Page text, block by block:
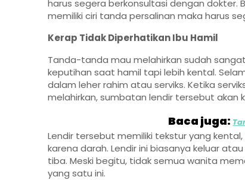
harus segera berkonsultasi dengan dokter.
memiliki ciri tanda persalinan maka harus
Kerap Tidak Diperhatikan Ibu Hamil
Tanda-tanda mau melahirkan sudah
keputihan saat hamil tapi lebih kental.
dalam leher rahim atau serviks. Ketika
melahirkan, sumbatan lendir tersebut akan
Baca juga:
Lendir tersebut memiliki tekstur yang
karena darah. Lendir ini biasanya keluar
tiba. Meski begitu, tidak semua wanita
yang satu ini.